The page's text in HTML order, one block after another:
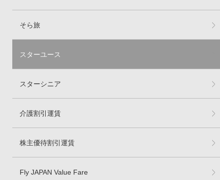
そら旅
スターユース
スターシニア
介護割引運賃
株主優待割引運賃
Fly JAPAN Value Fare